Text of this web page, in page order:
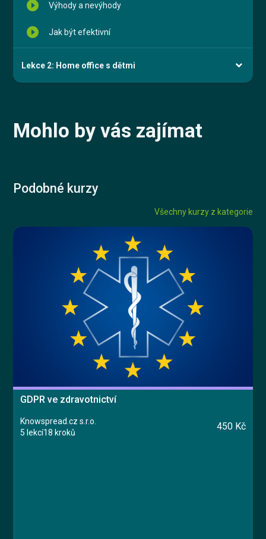
play_circle_filled Výhody a nevýhody
play_circle_filled Jak být efektivní
Lekce 2: Home office s dětmi
Mohlo by vás zajímat
Podobné kurzy
Všechny kurzy z kategorie
GDPR ve zdravotnictví
Knowspread.cz s.r.o.
5 lekcí18 kroků
450 Kč